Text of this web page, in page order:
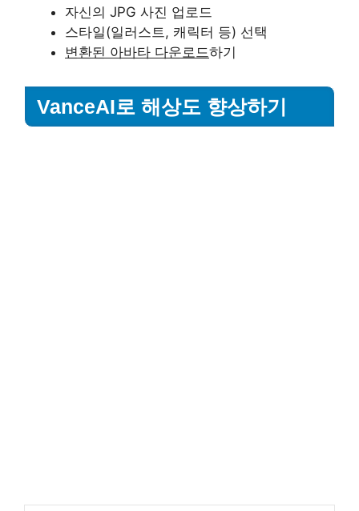
자신의 JPG 사진 업로드
스타일(일러스트, 캐릭터 등) 선택
변환된 아바타 다운로드하기
VanceAI로 해상도 향상하기